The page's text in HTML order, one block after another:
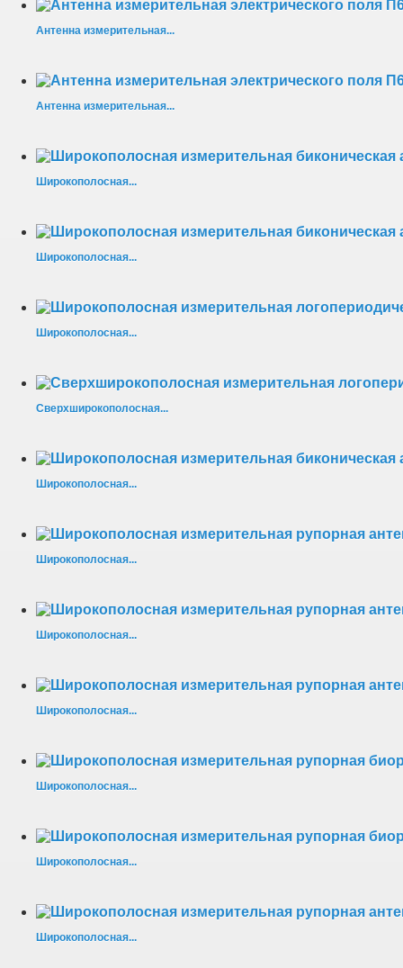
Антенна измерительная...
Антенна измерительная...
Широкополосная...
Широкополосная...
Широкополосная...
Сверхширокополосная...
Широкополосная...
Широкополосная...
Широкополосная...
Широкополосная...
Широкополосная...
Широкополосная...
Широкополосная...